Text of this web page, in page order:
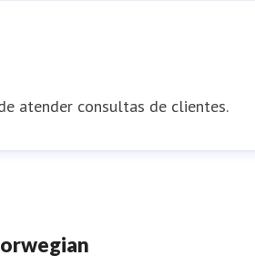
atender consultas de clientes.